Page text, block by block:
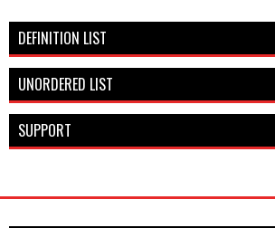
DEFINITION LIST
UNORDERED LIST
SUPPORT